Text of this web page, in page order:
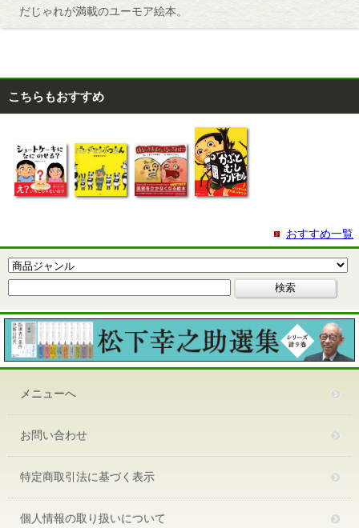
だじゃれが満載のユーモア絵本。
こちらもおすすめ
おすすめ一覧
メニューへ
お問い合わせ
特定商取引法に基づく表示
個人情報の取り扱いについて